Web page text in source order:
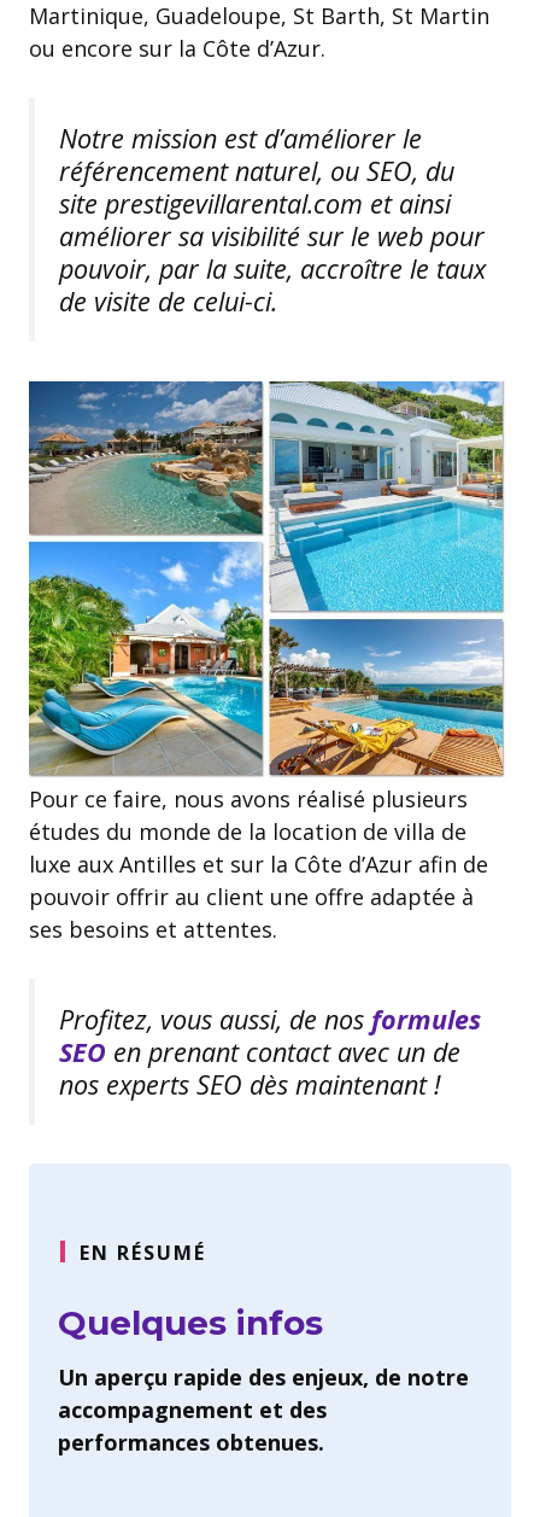
Martinique, Guadeloupe, St Barth, St Martin
ou encore sur la Côte d’Azur.
Notre mission est d’améliorer le
référencement naturel, ou SEO, du
site prestigevillarental.com et ainsi
améliorer sa visibilité sur le web pour
pouvoir, par la suite, accroître le taux
de visite de celui-ci.
Pour ce faire, nous avons réalisé plusieurs
études du monde de la location de villa de
luxe aux Antilles et sur la Côte d’Azur afin de
pouvoir offrir au client une offre adaptée à
ses besoins et attentes.
Profitez, vous aussi, de nos formules
SEO en prenant contact avec un de
nos experts SEO dès maintenant !
EN RÉSUMÉ
Quelques infos
Un aperçu rapide des enjeux, de notre
accompagnement et des
performances obtenues.